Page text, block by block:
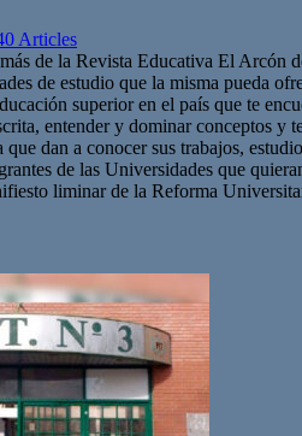
Articles
de la Revista Educativa El Arcón
de estudio que la misma pueda
superior en el país que te
entender y dominar conceptos y
dan a conocer sus trabajos,
de las Universidades que
liminar de la Reforma